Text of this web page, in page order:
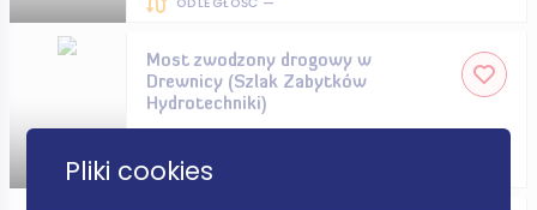
Most zwodzony drogowy w
Drewnicy (Szlak Zabytków
Hydrotechniki)
ODLEGŁOŚĆ —
Pliki cookies